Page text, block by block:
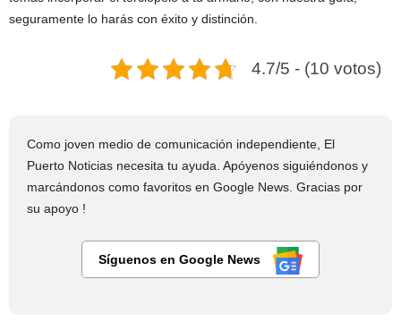
seguramente lo harás con éxito y distinción.
4.7/5 - (10 votos)
Como joven medio de comunicación independiente, El
Puerto Noticias necesita tu ayuda. Apóyenos siguiéndonos y
marcándonos como favoritos en Google News. Gracias por
su apoyo !
Síguenos en Google News